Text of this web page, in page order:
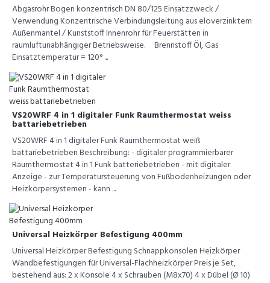
Abgasrohr Bogen konzentrisch DN 80/125 Einsatzzweck /
Verwendung Konzentrische Verbindungsleitung aus eloverzinktem
Außenmantel / Kunststoff Innenrohr für Feuerstätten in
raumluftunabhängiger Betriebsweise. Brennstoff Öl, Gas
Einsatztemperatur = 120° ...
VS20WRF 4 in 1 digitaler Funk Raumthermostat weiss
battariebetrieben
VS20WRF 4 in 1 digitaler Funk Raumthermostat weiß
battariebetrieben Beschreibung: - digitaler programmierbarer
Raumthermostat 4 in 1 Funk batteriebetrieben - mit digitaler
Anzeige - zur Temperatursteuerung von Fußbodenheizungen oder
Heizkörpersystemen - kann ...
Universal Heizkörper Befestigung 400mm
Universal Heizkörper Befestigung Schnappkonsolen Heizkörper
Wandbefestigungen für Universal-Flachheizkörper Preis je Set,
bestehend aus: 2 x Konsole 4 x Schrauben (M8x70) 4 x Dübel (Ø 10)